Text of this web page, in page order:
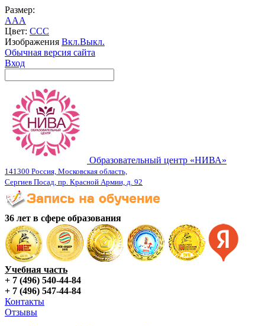
Размер:
AAA
Цвет: CCC
Изображения Вкл.Выкл.
Обычная версия сайта
Вход
Образовательный центр «НИВА»
141300 Россия, Московская область,
Сергиев Посад, пр. Красной Армии, д. 92
36 лет в сфере образования
Учебная часть
+ 7 (496) 540-44-84
+ 7 (496) 547-44-84
Контакты
Отзывы